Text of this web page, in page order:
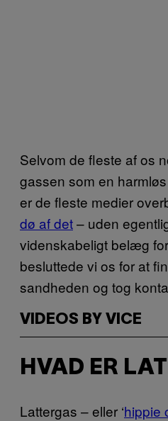
Selvom de fleste af os
gassen som en
er de fleste medier
dø af det– uden
videnskabeligt belæg
besluttede vi os for at
sandheden og tog
VIDEOS BY VICE
HVAD ER
Lattergas – eller ‘hippie